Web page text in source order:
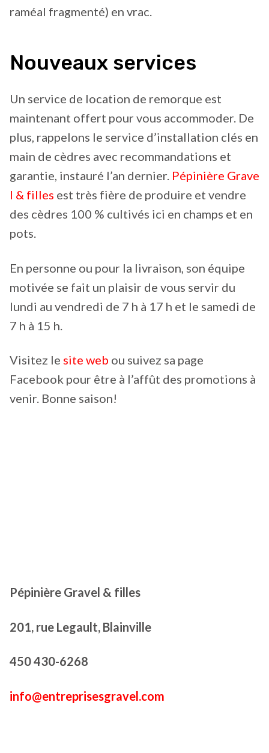
raméal fragmenté) en vrac.
Nouveaux services
Un service de location de remorque est
maintenant offert pour vous accommoder. De
plus, rappelons le service d’installation clés en
main de cèdres avec recommandations et
garantie, instauré l’an dernier. Pépinière Grave
l & filles est très fière de produire et vendre
des cèdres 100 % cultivés ici en champs et en
pots.
En personne ou pour la livraison, son équipe
motivée se fait un plaisir de vous servir du
lundi au vendredi de 7 h à 17 h et le samedi de
7 h à 15 h.
Visitez le site web ou suivez sa page
Facebook pour être à l’affût des promotions à
venir. Bonne saison!
Pépinière Gravel & filles
201, rue Legault, Blainville
450 430-6268
info@entreprisesgravel.com